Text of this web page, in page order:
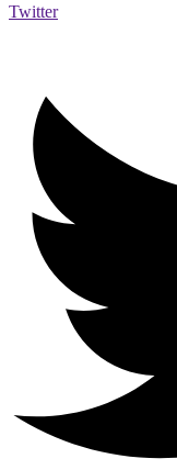
Twitter